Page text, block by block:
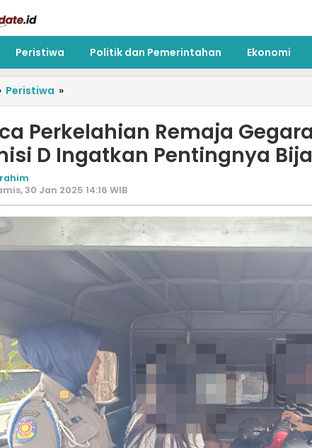
Peristiwa Politik dan Pemerintahan Ekonomi
Peristiwa »
Perkelahian Remaja
D Ingatkan Pentingnya
30 Jan 2025 14:16 WIB